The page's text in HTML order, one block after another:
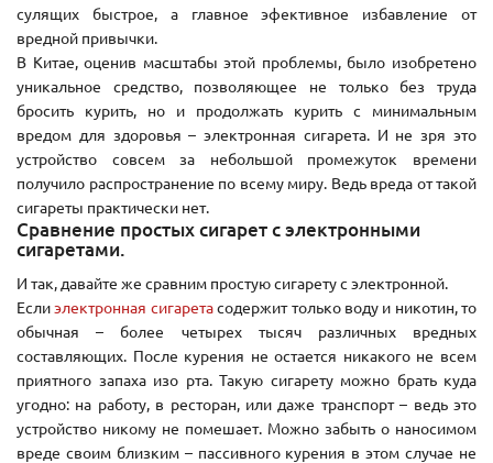
сулящих быстрое, а главное эфективное избавление от
вредной привычки.
В Китае, оценив масштабы этой проблемы, было изобретено
уникальное средство, позволяющее не только без труда
бросить курить, но и продолжать курить с минимальным
вредом для здоровья – электронная сигарета. И не зря это
устройство совсем за небольшой промежуток времени
получило распространение по всему миру. Ведь вреда от такой
сигареты практически нет.
Сравнение простых сигарет с электронными
сигаретами.
И так, давайте же сравним простую сигарету с электронной.
Еслиэлектронная сигаретасодержит только воду и никотин, то
обычная – более четырех тысяч различных вредных
составляющих. После курения не остается никакого не всем
приятного запаха изо рта. Такую сигарету можно брать куда
угодно: на работу, в ресторан, или даже транспорт – ведь это
устройство никому не помешает. Можно забыть о наносимом
вреде своим близким – пассивного курения в этом случае не